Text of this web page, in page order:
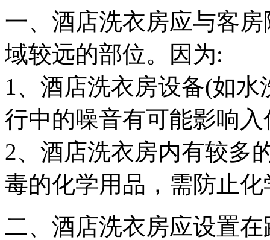
一、酒店洗衣房应与客
域较远的部位。因为:
1、酒店洗衣房设备(如
行中的噪音有可能影响
2、酒店洗衣房内有较多
毒的化学用品，需防止
二、酒店洗衣房应设置